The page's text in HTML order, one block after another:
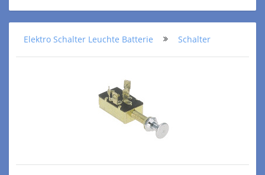
Elektro Schalter Leuchte Batterie Schalter